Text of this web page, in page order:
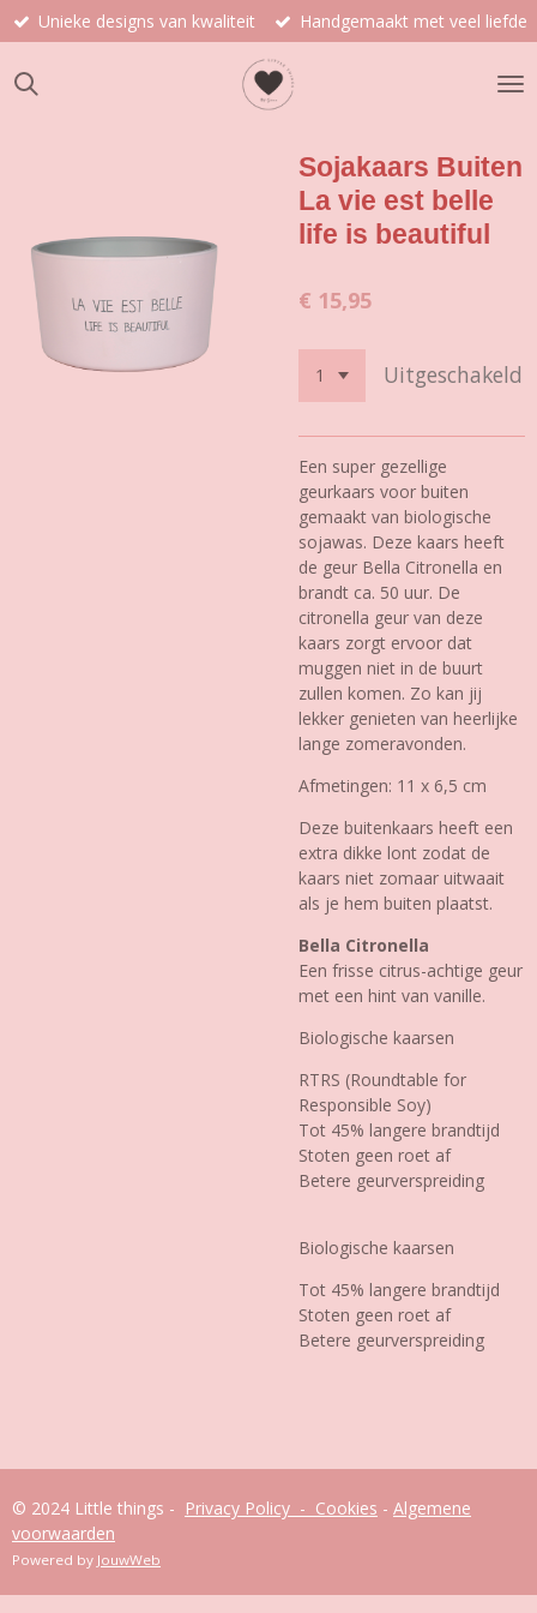
Ga
direct
naar
Unieke designs van kwaliteit Handgemaakt met veel liefde
Sojakaars Buiten
La vie est belle
life is beautiful
€ 15,95
Uitgeschakeld
Een super gezellige
geurkaars voor buiten
gemaakt van biologische
sojawas. Deze kaars heeft
de geur Bella Citronella en
brandt ca. 50 uur. De
citronella geur van deze
kaars zorgt ervoor dat
muggen niet in de buurt
zullen komen. Zo kan jij
lekker genieten van heerlijke
lange zomeravonden.
Afmetingen: 11 x 6,5 cm
Deze buitenkaars heeft een
extra dikke lont zodat de
kaars niet zomaar uitwaait
als je hem buiten plaatst.
Bella Citronella
Een frisse citrus-achtige geur
met een hint van vanille.
Biologische kaarsen
RTRS (Roundtable for
Responsible Soy)
Tot 45% langere brandtijd
Stoten geen roet af
Betere geurverspreiding
Biologische kaarsen
Tot 45% langere brandtijd
Stoten geen roet af
Betere geurverspreiding
© 2024 Little things - Privacy Policy - Cookies - Algemene
voorwaarden
Powered by JouwWeb